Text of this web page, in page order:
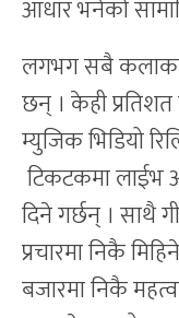
आधार भनेको
लगभग सबै
छन् । केही
म्युजिक भिडियो
टिकटकमा लाईभ
दिने गर्छन् । साथै
प्रचारमा निकै
बजारमा निकै